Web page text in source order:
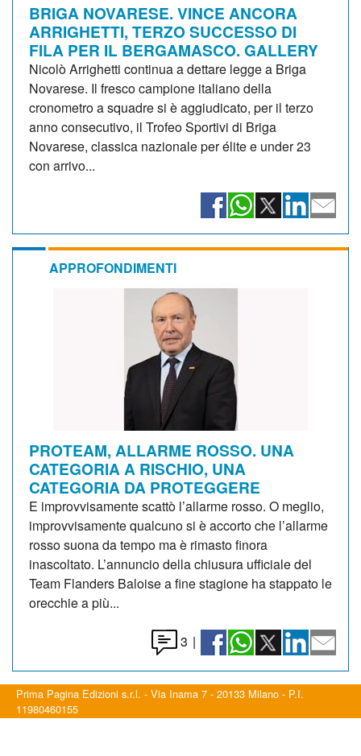
BRIGA NOVARESE. VINCE ANCORA
ARRIGHETTI, TERZO SUCCESSO DI
FILA PER IL BERGAMASCO. GALLERY
Nicolò Arrighetti continua a dettare legge a Briga
Novarese. Il fresco campione italiano della
cronometro a squadre si è aggiudicato, per il terzo
anno consecutivo, il Trofeo Sportivi di Briga
Novarese, classica nazionale per élite e under 23
con arrivo...
APPROFONDIMENTI
PROTEAM, ALLARME ROSSO. UNA
CATEGORIA A RISCHIO, UNA
CATEGORIA DA PROTEGGERE
E improvvisamente scattò l’allarme rosso. O meglio,
improvvisamente qualcuno si è accorto che l’allarme
rosso suona da tempo ma è rimasto finora
inascoltato. L’annuncio della chiusura ufficiale del
Team Flanders Baloise a fine stagione ha stappato le
orecchie a più...
3 |
Prima Pagina Edizioni s.r.l. - Via Inama 7 - 20133 Milano - P.I.
11980460155